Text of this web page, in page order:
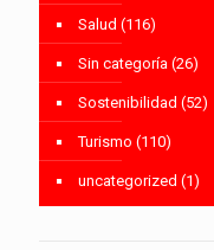
Salud (116)
Sin categoría (26)
Sostenibilidad (52)
Turismo (110)
uncategorized (1)